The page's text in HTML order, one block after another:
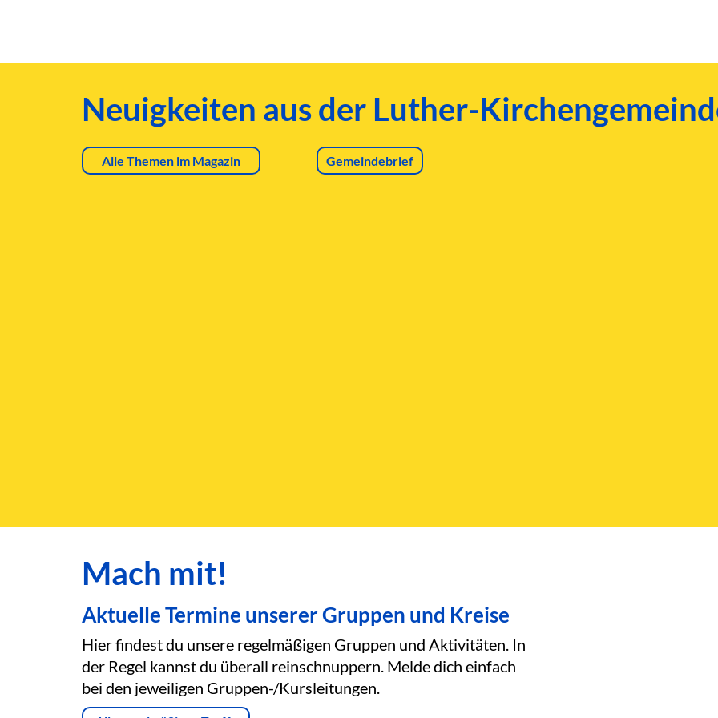
Neuigkeiten aus der Luther-
Alle Themen im Magazin Gemeindebrief
Mach mit!
Aktuelle Termine unserer Gruppen und Kreise
Hier findest du unsere regelmäßigen Gruppen und Aktivitäten. In
der Regel kannst du überall reinschnuppern. Melde dich einfach
bei den jeweiligen Gruppen-/Kursleitungen.